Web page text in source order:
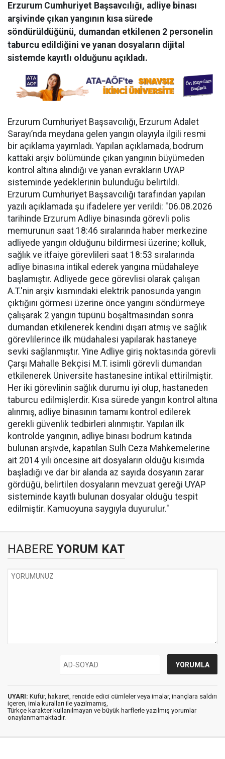
Erzurum Cumhuriyet Başsavcılığı, adliye binası
arşivinde çıkan yangının kısa sürede
söndürüldüğünü, dumandan etkilenen 2 personelin
taburcu edildiğini ve yanan dosyaların dijital
sistemde kayıtlı olduğunu açıkladı.
Erzurum Cumhuriyet Başsavcılığı, Erzurum Adalet
Sarayı’nda meydana gelen yangın olayıyla ilgili resmi
bir açıklama yayımladı. Yapılan açıklamada, bodrum
kattaki arşiv bölümünde çıkan yangının büyümeden
kontrol altına alındığı ve yanan evrakların UYAP
sisteminde yedeklerinin bulunduğu belirtildi.
Erzurum Cumhuriyet Başsavcılığı tarafından yapılan
yazılı açıklamada şu ifadelere yer verildi: "06.08.2026
tarihinde Erzurum Adliye binasında görevli polis
memurunun saat 18:46 sıralarında haber merkezine
adliyede yangın olduğunu bildirmesi üzerine; kolluk,
sağlık ve itfaiye görevlileri saat 18:53 sıralarında
adliye binasına intikal ederek yangına müdahaleye
başlamıştır. Adliyede gece görevlisi olarak çalışan
A.T.'nin arşiv kısmındaki elektrik panosunda yangın
çıktığını görmesi üzerine önce yangını söndürmeye
çalışarak 2 yangın tüpünü boşaltmasından sonra
dumandan etkilenerek kendini dışarı atmış ve sağlık
görevlilerince ilk müdahalesi yapılarak hastaneye
sevki sağlanmıştır. Yine Adliye giriş noktasında görevli
Çarşı Mahalle Bekçisi M.T. isimli görevli dumandan
etkilenerek Üniversite hastanesine intikal ettirilmiştir.
Her iki görevlinin sağlık durumu iyi olup, hastaneden
taburcu edilmişlerdir. Kısa sürede yangın kontrol altına
alınmış, adliye binasının tamamı kontrol edilerek
gerekli güvenlik tedbirleri alınmıştır. Yapılan ilk
kontrolde yangının, adliye binası bodrum katında
bulunan arşivde, kapatılan Sulh Ceza Mahkemelerine
ait 2014 yılı öncesine ait dosyaların olduğu kısımda
başladığı ve dar bir alanda az sayıda dosyanın zarar
gördüğü, belirtilen dosyaların mevzuat gereği UYAP
sisteminde kayıtlı bulunan dosyalar olduğu tespit
edilmiştir. Kamuoyuna saygıyla duyurulur."
HABERE YORUM KAT
UYARI: Küfür, hakaret, rencide edici cümleler veya imalar, inançlara saldırı
içeren, imla kuralları ile yazılmamış,
Türkçe karakter kullanılmayan ve büyük harflerle yazılmış yorumlar
onaylanmamaktadır.